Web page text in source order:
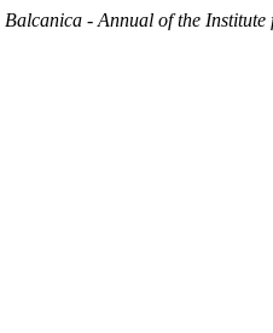
Balcanica - Annual of the Institute